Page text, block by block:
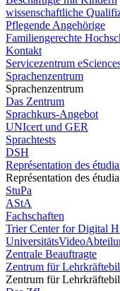
wissenschaftliche
Pflegende Angehörige
Familiengerechte
Kontakt
Servicezentrum
Sprachenzentrum
Sprachenzentrum
Das Zentrum
Sprachkurs-Angebot
UNIcert und GER
Sprachtests
DSH
Représentation des
Représentation des
StuPa
AStA
Fachschaften
Trier Center for Digital
Zentrale Beauftragte
Zentrum für
Zentrum für